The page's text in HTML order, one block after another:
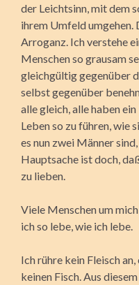
der Leichtsinn, mit dem
ihrem Umfeld
Arroganz. Ich verstehe
Menschen so grausam
gleichgültig gegenüber
selbst gegenüber
alle gleich, alle haben
Leben so zu führen, wie
es nun zwei Männer
Hauptsache ist doch,
zu lieben.
Viele Menschen um
ich so lebe, wie ich lebe.
Ich rühre kein Fleisch
keinen Fisch. Aus